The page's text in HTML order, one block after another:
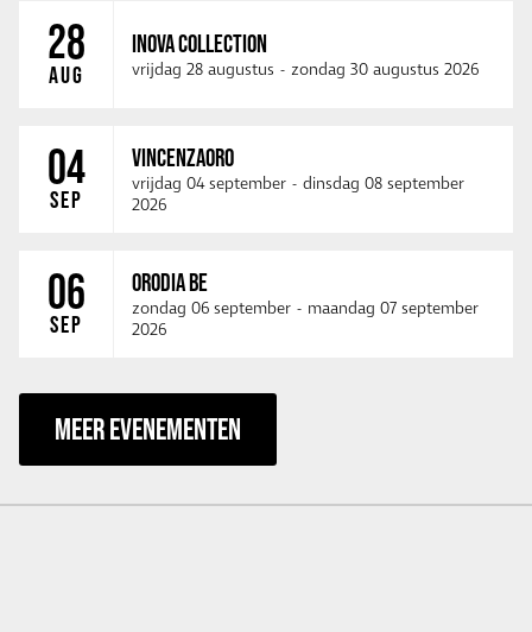
28
AUG
INOVA COLLECTION
vrijdag 28 augustus - zondag 30 augustus 2026
04
SEP
VINCENZAORO
vrijdag 04 september - dinsdag 08 september
2026
06
SEP
ORODIA BE
zondag 06 september - maandag 07 september
2026
MEER EVENEMENTEN